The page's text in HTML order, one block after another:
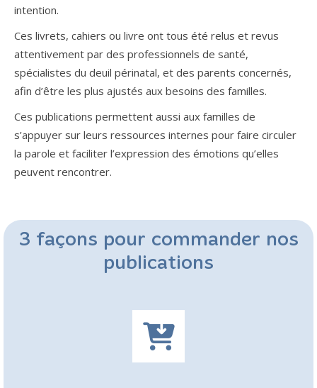
intention.
Ces livrets, cahiers ou livre ont tous été relus et revus
attentivement par des professionnels de santé,
spécialistes du deuil périnatal, et des parents concernés,
afin d’être les plus ajustés aux besoins des familles.
Ces publications permettent aussi aux familles de
s’appuyer sur leurs ressources internes pour faire circuler
la parole et faciliter l’expression des émotions qu’elles
peuvent rencontrer.
3 façons pour commander nos
publications